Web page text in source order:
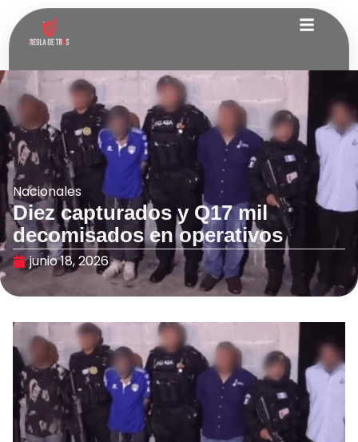
Nacionales
Diez capturados y Q17 mil
decomisados en operativos
junio 18, 2026